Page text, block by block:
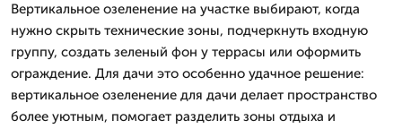
Вертикальное озеленение на участке выбирают, когда
нужно скрыть технические зоны, подчеркнуть входную
группу, создать зеленый фон у террасы или оформить
ограждение. Для дачи это особенно удачное решение:
вертикальное озеленение для дачи делает пространство
более уютным, помогает разделить зоны отдыха и